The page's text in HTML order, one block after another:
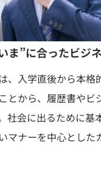
ま”に合ったビジ
、入学直後から本格
とから、履歴書やビ
社会に出るために基
マナーを中心とした